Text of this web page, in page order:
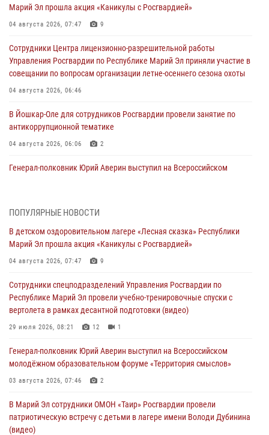
Марий Эл прошла акция «Каникулы с Росгвардией»
04 августа 2026, 07:47 9
Сотрудники Центра лицензионно-разрешительной работы
Управления Росгвардии по Республике Марий Эл приняли участие в
совещании по вопросам организации летне-осеннего сезона охоты
04 августа 2026, 06:46
В Йошкар-Оле для сотрудников Росгвардии провели занятие по
антикоррупционной тематике
04 августа 2026, 06:06 2
Генерал-полковник Юрий Аверин выступил на Всероссийском
празднования Дня ВДВ и проведения матчевого турнира на Кубок
Раимкуля Малахбекова
03 августа 2026, 06:52 7
Центральная войсковая комендатура Росгвардии отмечает день
образования 2 августа
02 августа 2026, 11:44
мировой войне 1914-1918 годов
01 августа 2026, 11:42
Российской Федерации
01 августа 2026, 06:40
ПОПУЛЯРНЫЕ НОВОСТИ
В детском оздоровительном лагере «Лесная сказка» Республики
Марий Эл прошла акция «Каникулы с Росгвардией»
04 августа 2026, 07:47 9
Сотрудники спецподразделений Управления Росгвардии по
Республике Марий Эл провели учебно-тренировочные спуски с
вертолета в рамках десантной подготовки (видео)
29 июля 2026, 08:21 12 1
Генерал-полковник Юрий Аверин выступил на Всероссийском
молодёжном образовательном форуме «Территория смыслов»
03 августа 2026, 07:46 2
В Марий Эл сотрудники ОМОН «Таир» Росгвардии провели
патриотическую встречу с детьми в лагере имени Володи Дубинина
(видео)